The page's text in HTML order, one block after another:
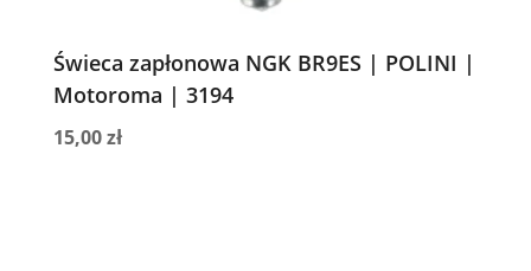
Świeca zapłonowa NGK BR9ES | POLINI |
Motoroma | 3194
15,00zł